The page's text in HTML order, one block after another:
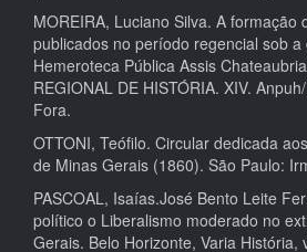
MOREIRA, Luciano Silva. A formação
publicados no período regencial sob a
Hemeroteca Pública Assis
REGIONAL DE HISTÓRIA. XIV.
Fora.
OTTONI, Teófilo. Circular dedicada
de Minas Gerais (1860). São Paulo:
PASCOAL, Isaías.José Bento Leite
político o Liberalismo moderado no
Gerais. Belo Horizonte, Varia História,